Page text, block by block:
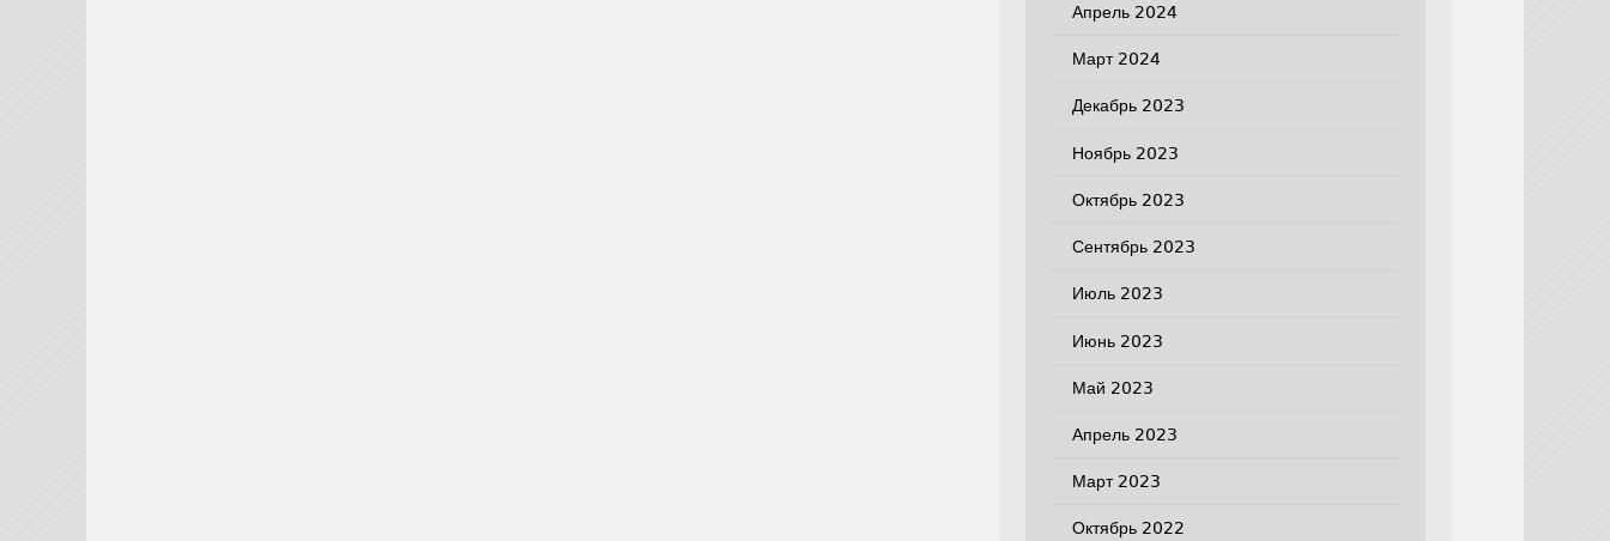
Апрель 2024
Март 2024
Декабрь 2023
Ноябрь 2023
Октябрь 2023
Сентябрь 2023
Июль 2023
Июнь 2023
Май 2023
Апрель 2023
Март 2023
Октябрь 2022